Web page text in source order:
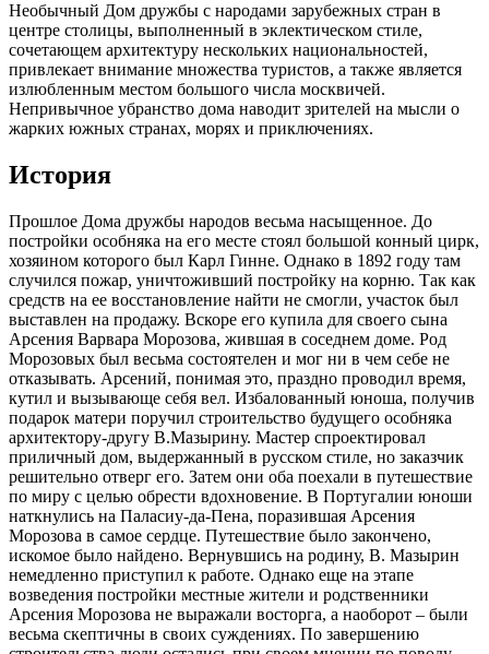
Необычный Дом дружбы с народами зарубежных стран в
центре столицы, выполненный в эклектическом стиле,
сочетающем архитектуру нескольких национальностей,
привлекает внимание множества туристов, а также является
излюбленным местом большого числа москвичей.
Непривычное убранство дома наводит зрителей на мысли о
жарких южных странах, морях и приключениях.
История
Прошлое Дома дружбы народов весьма насыщенное. До
постройки особняка на его месте стоял большой конный цирк,
хозяином которого был Карл Гинне. Однако в 1892 году там
случился пожар, уничтоживший постройку на корню. Так как
средств на ее восстановление найти не смогли, участок был
выставлен на продажу. Вскоре его купила для своего сына
Арсения Варвара Морозова, жившая в соседнем доме. Род
Морозовых был весьма состоятелен и мог ни в чем себе не
отказывать. Арсений, понимая это, праздно проводил время,
кутил и вызывающе себя вел. Избалованный юноша, получив
подарок матери поручил строительство будущего особняка
архитектору-другу В.Мазырину. Мастер спроектировал
приличный дом, выдержанный в русском стиле, но заказчик
решительно отверг его. Затем они оба поехали в путешествие
по миру с целью обрести вдохновение. В Португалии юноши
наткнулись на Паласиу-да-Пена, поразившая Арсения
Морозова в самое сердце. Путешествие было закончено,
искомое было найдено. Вернувшись на родину, В. Мазырин
немедленно приступил к работе. Однако еще на этапе
возведения постройки местные жители и родственники
Арсения Морозова не выражали восторга, а наоборот – были
весьма скептичны в своих суждениях. По завершению